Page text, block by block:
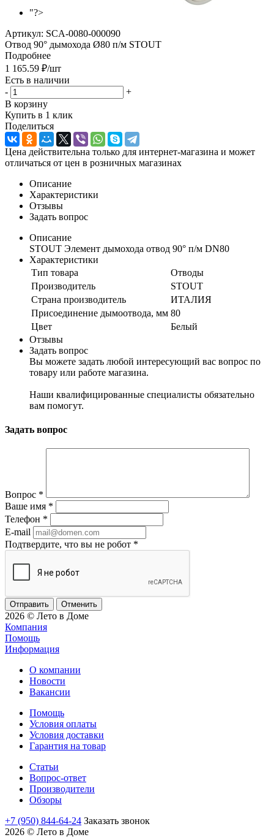
"?>
Артикул: SCA-0080-000090
Отвод 90° дымохода Ø80 п/м STOUT
Подробнее
1 165.59 ₽/шт
Есть в наличии
-
+
В корзину
Купить в 1 клик
Поделиться
Цена действительна только для интернет-магазина и может
отличаться от цен в розничных магазинах
Описание
Характеристики
Отзывы
Задать вопрос
Описание
STOUT Элемент дымохода отвод 90° п/м DN80
Характеристики
Тип товара
Отводы
Производитель
STOUT
Страна производитель
ИТАЛИЯ
Присоединение дымоотвода, мм 80
Цвет
Белый
Отзывы
Задать вопрос
Вы можете задать любой интересующий вас вопрос по
товару или работе магазина.
Наши квалифицированные специалисты обязательно
вам помогут.
Задать вопрос
Вопрос *
Ваше имя *
Телефон *
E-mail
Подтвердите, что вы не робот *
Отменить
2026 © Лето в Доме
Компания
Помощь
Информация
О компании
Новости
Вакансии
Помощь
Условия оплаты
Условия доставки
Гарантия на товар
Статьи
Вопрос-ответ
Производители
Обзоры
+7 (950) 844-64-24 Заказать звонок
2026 © Лето в Доме